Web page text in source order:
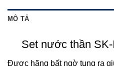
MÔ TẢ
Set nước thần
Được hãng bất ngờ tung ra